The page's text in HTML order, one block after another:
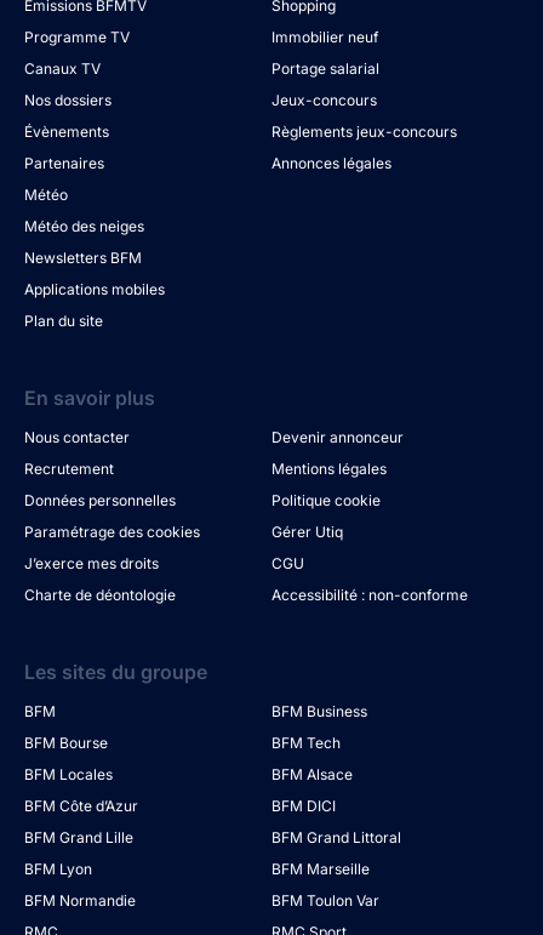
Émissions BFMTV
Programme TV
Canaux TV
Nos dossiers
Évènements
Partenaires
Météo
Météo des neiges
Newsletters BFM
Applications mobiles
Plan du site
Shopping
Immobilier neuf
Portage salarial
Jeux-concours
Règlements jeux-concours
Annonces légales
En savoir plus
Nous contacter
Devenir annonceur
Recrutement
Mentions légales
Données personnelles
Politique cookie
Paramétrage des cookies
Gérer Utiq
J’exerce mes droits
CGU
Charte de déontologie
Accessibilité : non-conforme
Les sites du groupe
BFM
BFM Business
BFM Bourse
BFM Tech
BFM Locales
BFM Alsace
BFM Côte d’Azur
BFM DICI
BFM Grand Lille
BFM Grand Littoral
BFM Lyon
BFM Marseille
BFM Normandie
BFM Toulon Var